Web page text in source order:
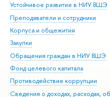
Устойчивое развитие в НИУ ВШЭ
Преподаватели и сотрудники
Корпуса и общежития
Закупки
Обращения граждан в НИУ ВШЭ
Фонд целевого капитала
Противодействие коррупции
Сведения о доходах, расходах,